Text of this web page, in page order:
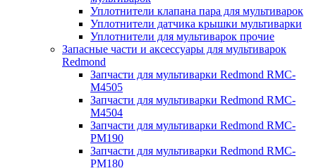
Уплотнители клапана пара для мультиварок
Уплотнители датчика крышки мультиварки
Уплотнители для мультиварок прочие
Запасные части и аксессуары для мультиварок
Redmond
Запчасти для мультиварки Redmond RMC-
M4505
Запчасти для мультиварки Redmond RMC-
M4504
Запчасти для мультиварки Redmond RMC-
PM190
Запчасти для мультиварки Redmond RMC-
PM180